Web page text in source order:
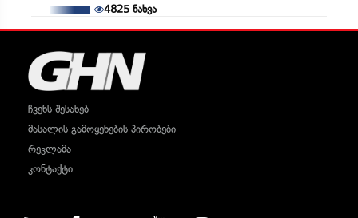
4825ნახვა
ჩვენს შესახებ
მასალის გამოყენების პირობები
რეკლამა
კონტაქტი